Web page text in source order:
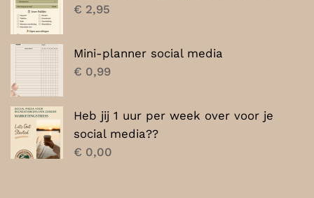
€ 2,95
Mini-planner social media
€ 0,99
Heb jij 1 uur per week over voor je
social media??
€ 0,00